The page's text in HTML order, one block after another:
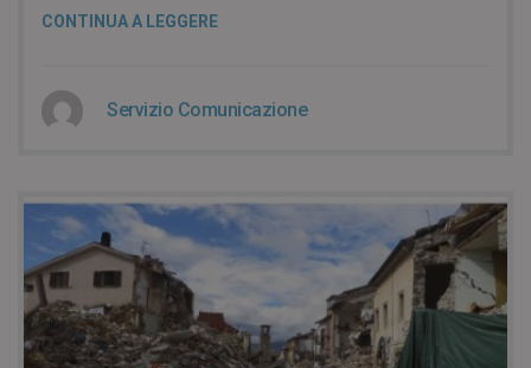
CONTINUA A LEGGERE
Servizio Comunicazione